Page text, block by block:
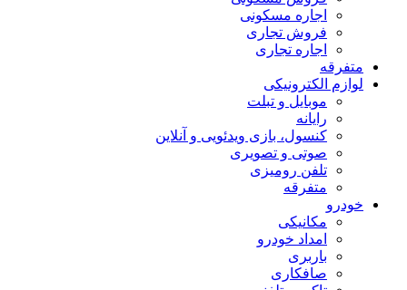
اجاره مسکونی
فروش تجاری
اجاره تجاری
متفرقه
لوازم الکترونیکی
موبایل و تبلت
رایانه
کنسول، بازی‌ ویدئویی و آنلاین
صوتی و تصویری
تلفن رومیزی
متفرقه
خودرو
مکانیکی
امداد خودرو
باربری
صافکاری